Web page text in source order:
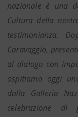
nazionale è una
Cultura della
testimonianza.
Caravaggio,
al dialogo con
ospitiamo oggi
dalla Galleria
celebrazione di